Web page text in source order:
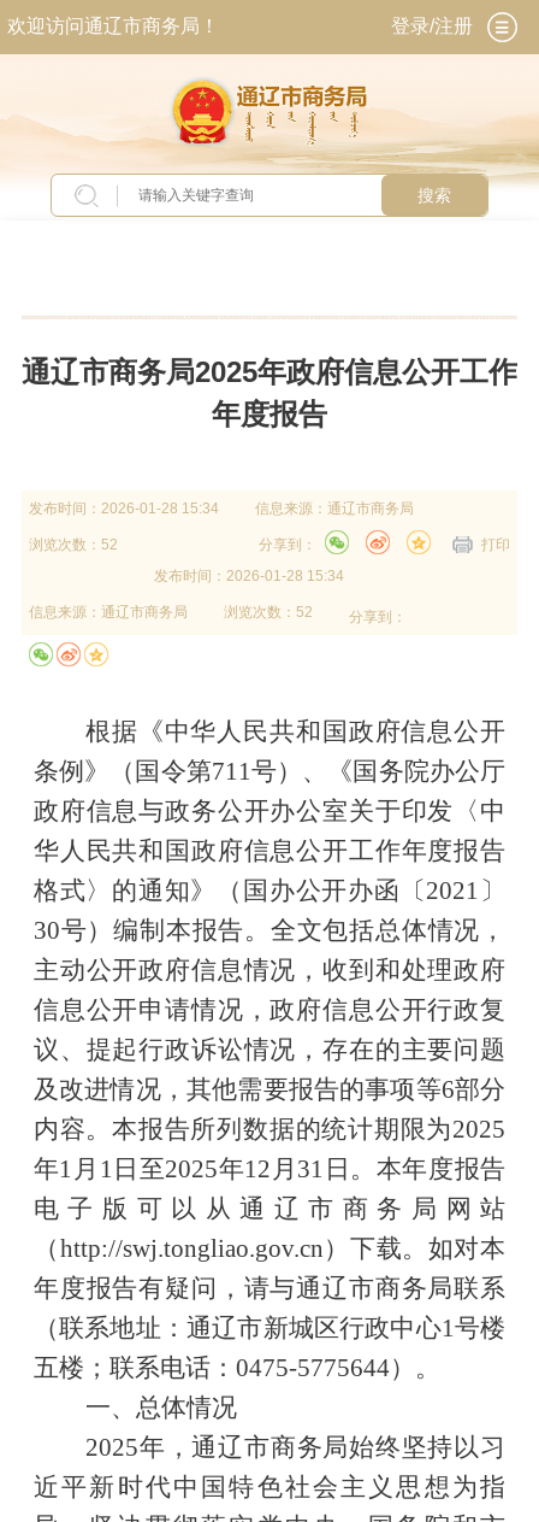
欢迎访问通辽市商务局！ 登录/注册
搜索
当前位置：首页>政务公开>政府信息公开>政
通辽市商务局2025年政府信息公开工作
年度报告
发布时间： 2026-01-28 15:34 信息来源： 通辽市商务局
浏览次数：52 打印
分享到：
发布时间： 2026-01-28 15:34
信息来源： 通辽市商务局 浏览次数：52 分享到：
根据《中华人民共和国政府信息公开
条例》
（国令第711号） 、
《国务院办公厅
政府信息与政务公开办公室关于印发〈中
华人民共和国政府信息公开工作年度报告
格式〉的通知》（国办公开办函〔2021〕
30号）编制本报告。全文包括总体情况，
主动公开政府信息情况，收到和处理政府
信息公开申请情况，政府信息公开行政复
议、提起行政诉讼情况，存在的主要问题
及改进情况，其他需要报告的事项等6部分
内容。本报告所列数据的统计期限为2025
年1月1日至2025年12月31日。 本年度报告
电子版可以从通辽市商务局网站
（http://swj.tongliao.gov.cn）下载。如对本
年度报告有疑问，请与通辽市商务局联系
（联系地址：通辽市新城区行政中心1号楼
五楼；联系电话：0475-5775644）。
一、总体情况
2025年，通辽市商务局始终坚持以习
近平新时代中国特色社会主义思想为指